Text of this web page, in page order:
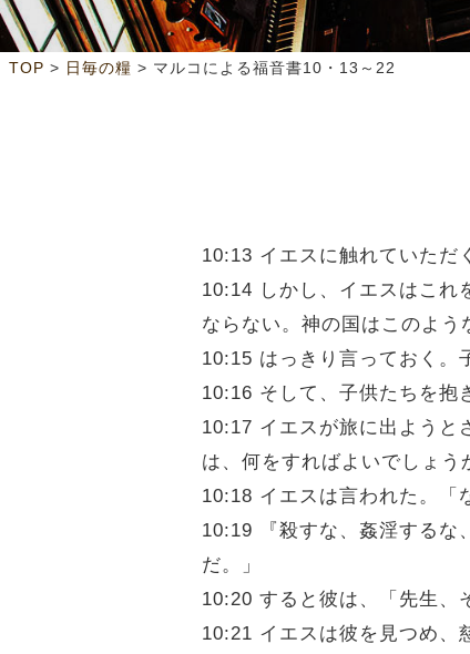
TOP > 日毎の糧 > マルコによる福音書10・13～22
10:13 イエスに触れていただ
10:14 しかし、イエスはこれ
ならない。神の国はこのよう
10:15 はっきり言っておく。
10:16 そして、子供たちを抱
10:17 イエスが旅に出ようと
は、何をすればよいでしょう
10:18 イエスは言われた。「
10:19 『殺すな、姦淫するな
だ。」
10:20 すると彼は、「先生、
10:21 イエスは彼を見つめ、